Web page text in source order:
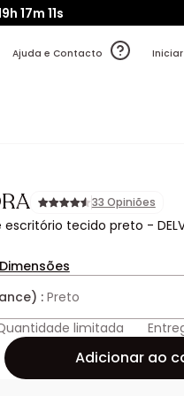
17m 10s
Ajuda e Contacto
33 Opiniões
tecido preto -
: Preto
limitada
Adicionar ao